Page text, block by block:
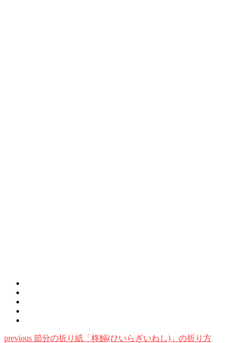
previous 節分の折り紙「柊鰯(ひいらぎいわし)」の折り方